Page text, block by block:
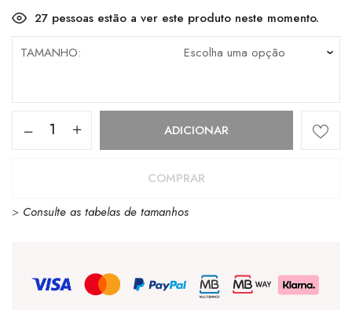
27 pessoas estão a ver este produto neste momento.
TAMANHO
Quantidade
Mini
ADICIONAR
COMPRAR
> Consulte as tabelas de tamanhos